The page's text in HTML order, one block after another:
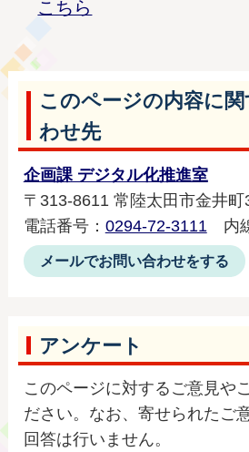
こちら
このページの内容に
わせ先
企画課 デジタル化推進室
〒313-8611 常陸太田市金井
電話番号： 0294-72-3111 内
メールでお問い合わせをする
アンケート
このページに対するご意見や
ださい。なお、寄せられたご
回答は行いません。